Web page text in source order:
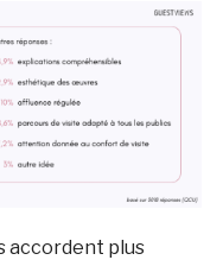
accordent plus